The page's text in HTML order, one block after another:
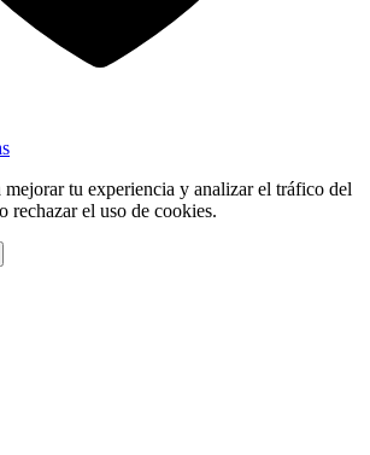
mejorar tu experiencia y analizar el tráfico del
rechazar el uso de cookies.